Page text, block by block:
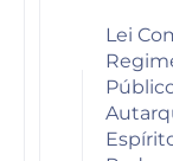
Lei